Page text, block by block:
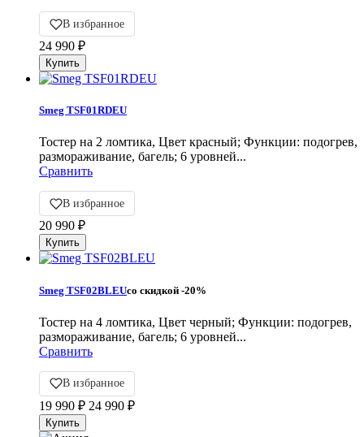
В избранное
24 990 ₽
Smeg TSF01RDEU
Тостер на 2 ломтика, Цвет красный; Функции: подогрев,
размораживание, багель; 6 уровней...
Сравнить
В избранное
20 990 ₽
Smeg TSF02BLEUсо скидкой -20%
Тостер на 4 ломтика, Цвет черный; Функции: подогрев,
размораживание, багель; 6 уровней...
Сравнить
В избранное
19 990 ₽ 24 990 ₽